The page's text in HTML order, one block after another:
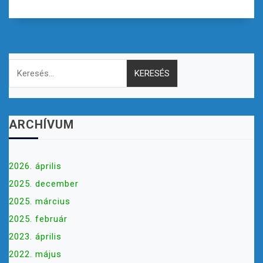
Keresés:
ARCHÍVUM
2026. április
2025. december
2025. március
2025. február
2023. április
2022. május